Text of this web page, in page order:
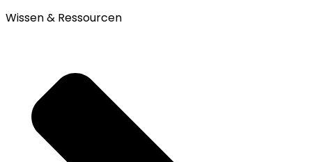
Wissen & Ressourcen